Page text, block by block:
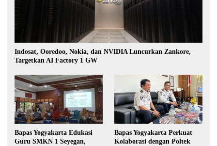
Indosat, Ooredoo, Nokia, dan NVIDIA Luncurkan Zankore,
Targetkan AI Factory 1 GW
Bapas Yogyakarta Edukasi
Guru SMKN 1 Seyegan,
Bapas Yogyakarta Perkuat
Kolaborasi dengan Poltek